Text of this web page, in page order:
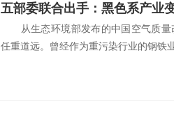
从生态环境部发布的中国空气质量
任重道远。曾经作为重污染行业的钢铁